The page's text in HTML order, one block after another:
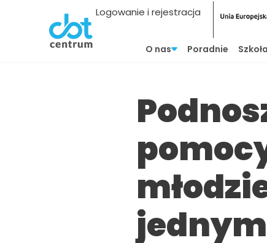
Logowanie i rejestracja
O nas Poradnie